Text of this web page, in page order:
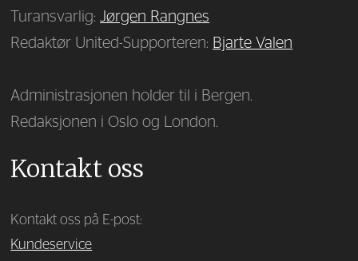
Turansvarlig:Jørgen Rangnes
Redaktør United-Supporteren: Bjarte Valen
Administrasjonen holder til i Bergen.
Redaksjonen i Oslo og London.
Kontakt oss
Kontakt oss på E-post:
Kundeservice